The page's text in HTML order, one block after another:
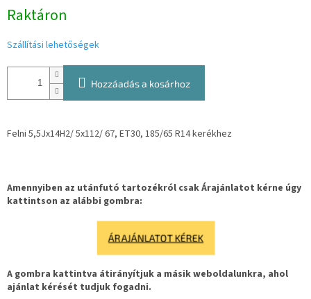
Raktáron
Szállítási lehetőségek
Hozzáadás a kosárhoz
Felni 5,5Jx14H2/ 5x112/ 67, ET30, 185/65 R14 kerékhez
Amennyiben az utánfutó tartozékról csak Árajánlatot kérne úgy
kattintson az alábbi gombra:
ÁRAJÁNLATOT KÉREK
A gombra kattintva átirányítjuk a másik weboldalunkra, ahol
ajánlat kérését tudjuk fogadni.